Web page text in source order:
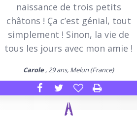
naissance de trois petits
châtons ! Ça c’est génial, tout
simplement ! Sinon, la vie de
tous les jours avec mon amie !
Carole, 29 ans, Melun (France)